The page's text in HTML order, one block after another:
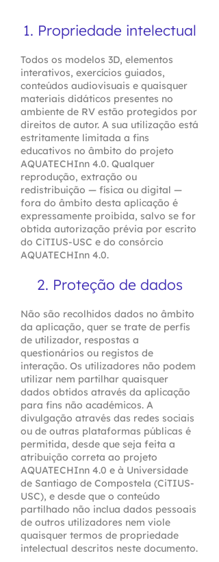
1. ​​Propriedade intelectual
Todos os modelos 3D, elementos
interativos, exercícios guiados,
conteúdos audiovisuais e quaisquer
materiais didáticos presentes no
ambiente de RV estão protegidos por
direitos de autor. A sua utilização está
estritamente limitada a fins
educativos no âmbito do projeto
AQUATECHInn 4.0. Qualquer
reprodução, extração ou
redistribuição — física ou digital —
fora do âmbito desta aplicação é
expressamente proibida, salvo se for
obtida autorização prévia por escrito
do CiTIUS-USC e do consórcio
AQUATECHInn 4.0.
2. Proteção de dados
Não são recolhidos dados no âmbito
da aplicação, quer se trate de perfis
de utilizador, respostas a
questionários ou registos de
interação. Os utilizadores não podem
utilizar nem partilhar quaisquer
dados obtidos através da aplicação
para fins não académicos. A
divulgação através das redes sociais
ou de outras plataformas públicas é
permitida, desde que seja feita a
atribuição correta ao projeto
AQUATECHInn 4.0 e à Universidade
de Santiago de Compostela (CiTIUS-
USC), e desde que o conteúdo
partilhado não inclua dados pessoais
de outros utilizadores nem viole
quaisquer termos de propriedade
intelectual descritos neste documento.